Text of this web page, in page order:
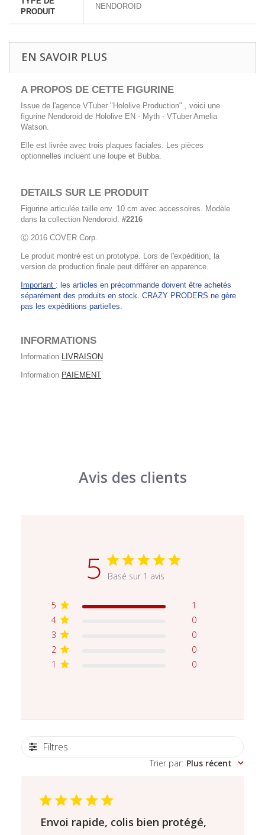
PRODUIT
NENDOROID
EN SAVOIR PLUS
A PROPOS DE CETTE FIGURINE
Issue de l'agence VTuber "Hololive Production" , voici une
figurine Nendoroid de Hololive EN - Myth - VTuber Amelia
Watson.
Elle est livrée avec trois plaques faciales. Les pièces
optionnelles incluent une loupe et Bubba.
DETAILS SUR LE PRODUIT
Figurine articulée taille env. 10 cm avec accessoires. Modèle
dans la collection Nendoroid. #2216
Ⓒ 2016 COVER Corp.
Le produit montré est un prototype. Lors de l'expédition, la
version de production finale peut différer en apparence.
Important : les articles en précommande doivent être achetés
séparément des produits en stock. CRAZY PRODERS ne gère
pas les expéditions partielles.
INFORMATIONS
Information LIVRAISON
Information PAIEMENT
Avis des clients
5 Basé sur 1 avis
5
1
4
0
3
0
2
0
1
0
Filtres
Trier par: Plus récent
Envoi rapide, colis bien protégé,